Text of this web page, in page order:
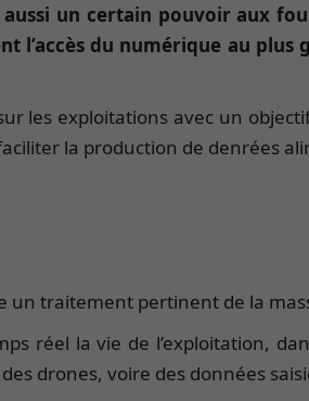
un certain pouvoir aux
l’accès du numérique au
les exploitations avec un
la production de denrées
traitement pertinent de la
réel la vie de l’exploitation,
drones, voire des données